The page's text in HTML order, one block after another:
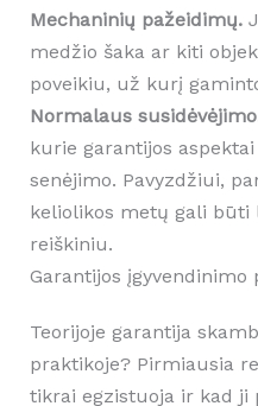
Mechaninių pažeidimų.
medžio šaka ar kiti
poveikiu, už kurį
Normalaus
kurie garantijos
senėjimo. Pavyzdžiui,
keliolikos metų gali būti
reiškiniu.
Garantijos įgyvendinimo
Teorijoje garantija
praktikoje? Pirmiausia
tikrai egzistuoja ir kad ji